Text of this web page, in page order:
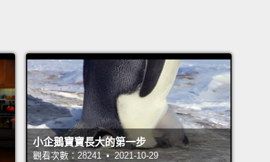
小企鵝寶寶長大的第一步
觀看次數：28241 • 2021-10-29